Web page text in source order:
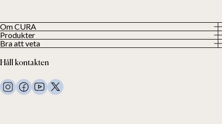
Om CURA
Vår historia
Våra kunder
Produkter
Visa alla produkter
Tyngdtäcken
Sängkläder
Kuddar
Bra att veta
Villkor
FAQ
Kontakta oss
Håll kontakten